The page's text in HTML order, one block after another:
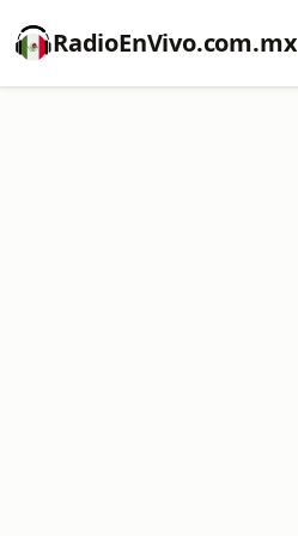
RadioEnVivo.com.mx